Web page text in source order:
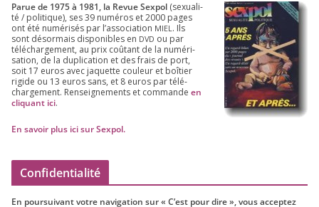
Parue de 1975à 1981, la Revue Sex­pol (sexua­li­
té /​ poli­tique), ses39 numé­ros et2000 pages
ont été numé­ri­sés par l’as­so­cia­tion MIEL. Ils
sont désor­mais dis­po­nibles en DVD ou par
télé­char­ge­ment, au prix coû­tant de la numé­ri­
sa­tion, de la dupli­ca­tion et des frais de port,
soit 17 euros avec jaquette cou­leur et boî­tier
rigide ou 13 euros sans, et 8 euros par télé­
char­ge­ment. Ren­sei­gne­ments et com­mande en
cli­quant ici.
En savoir plus ici sur Sexpol.
Confidentialité
En pour­sui­vant votre navi­ga­tion sur « C’est pour dire », vous accep­tez